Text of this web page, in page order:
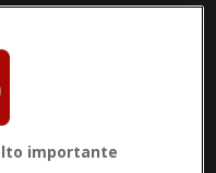
importante